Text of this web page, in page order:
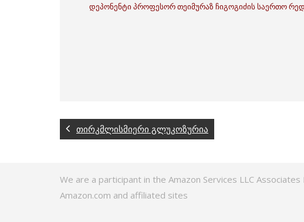
დეპონენტი პროფესორ თეიმურაზ ჩიგოგიძის საერთო
თირკმლისმიერი გლუკოზურია
We are a participant in the Amazon Services LLC
Amazon.com and affiliated sites